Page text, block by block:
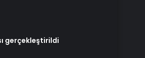
gerçekleştirildi